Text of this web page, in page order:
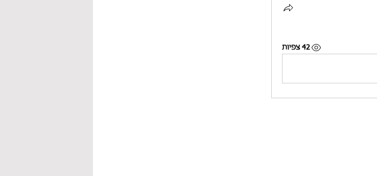
42 צפיות